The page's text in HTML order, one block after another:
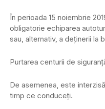
În perioada 15 noiembrie
obligatorie echiparea
sau, alternativ, a deţinerii la
Purtarea centurii de
De asemenea, este
timp ce conduceţi.